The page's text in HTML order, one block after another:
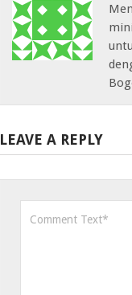
LEAVE A REPLY